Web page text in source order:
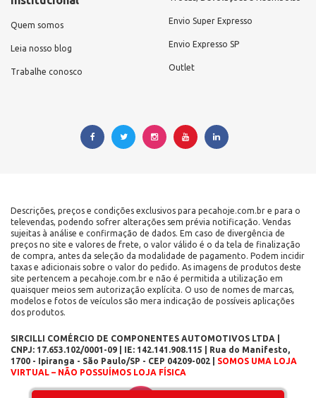
Quem somos
Leia nosso blog
Trabalhe conosco
Envio Super Expresso
Envio Expresso SP
Outlet
Descrições, preços e condições exclusivos para pecahoje.com.br e para o
televendas, podendo sofrer alterações sem prévia notificação. Vendas
sujeitas à análise e confirmação de dados. Em caso de divergência de
preços no site e valores de frete, o valor válido é o da tela de finalização
de compra, antes da seleção da modalidade de pagamento. Podem incidir
taxas e adicionais sobre o valor do pedido. As imagens de produtos deste
site pertencem a pecahoje.com.br e não é permitida a utilização em
quaisquer meios sem autorização explícita. O uso de nomes de marcas,
modelos e fotos de veículos são mera indicação de possíveis aplicações
dos produtos.
SIRCILLI COMÉRCIO DE COMPONENTES AUTOMOTIVOS LTDA |
CNPJ: 17.653.102/0001-09 | IE: 142.141.908.115 | Rua do Manifesto,
1700 - Ipiranga - São Paulo/SP - CEP 04209-002 | SOMOS UMA LOJA
VIRTUAL – NÃO POSSUÍMOS LOJA FÍSICA